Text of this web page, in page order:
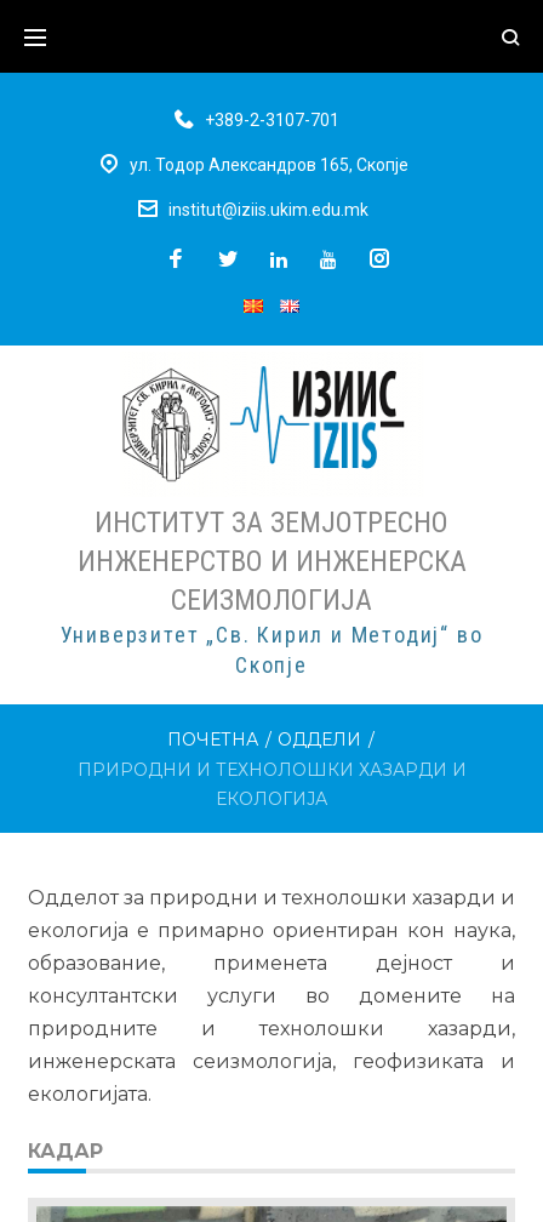
+389-2-3107-701
ул. Тодор Александров 165, Скопје
institut@iziis.ukim.edu.mk
ИНСТИТУТ ЗА ЗЕМЈОТРЕСНО
ИНЖЕНЕРСТВО И ИНЖЕНЕРСКА
СЕИЗМОЛОГИЈА
Универзитет „Св. Кирил и Методиј“ во
Скопје
ПОЧЕТНА / ОДДЕЛИ /
ПРИРОДНИ И ТЕХНОЛОШКИ ХАЗАРДИ И
ЕКОЛОГИЈА
Одделот за природни и технолошки хазарди и
екологија е примарно ориентиран кон наука,
образование, применета дејност и
консултантски услуги во домените на
природните и технолошки хазарди,
инженерската сеизмологија, геофизиката и
екологијата.
КАДАР